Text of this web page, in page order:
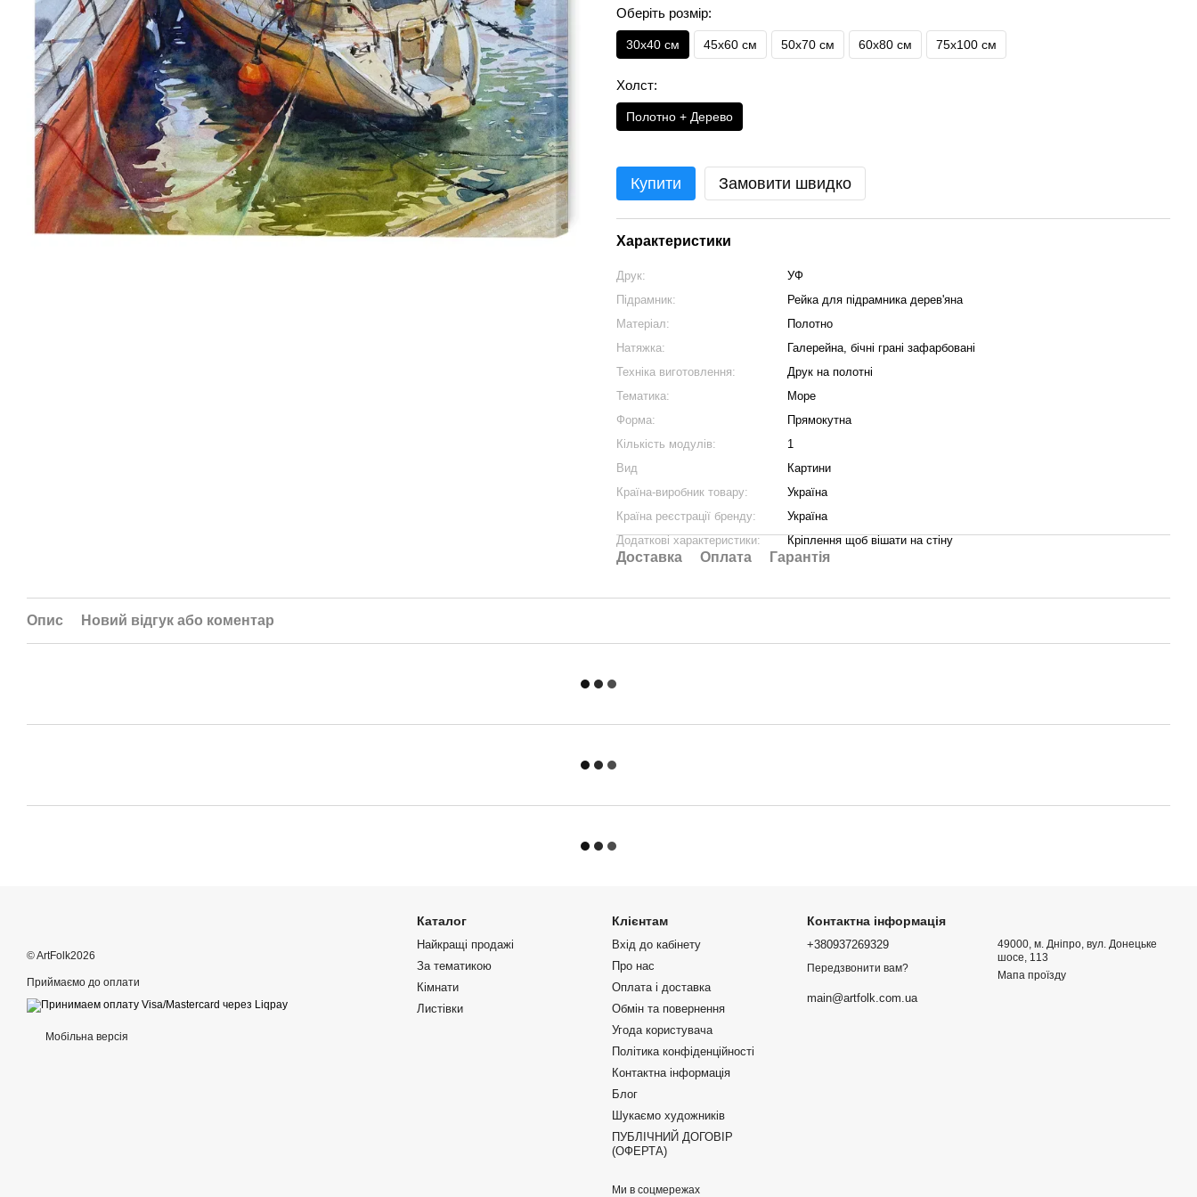
Оберіть розмір:
30х40 см 45х60 см 50х70 см 60х80 см 75х100 см
Холст:
Полотно + Дерево
Купити Замовити швидко
Характеристики
Друк:
УФ
Підрамник:
Рейка для підрамника дерев'яна
Матеріал:
Полотно
Натяжка:
Галерейна, бічні грані зафарбовані
Техніка виготовлення:
Друк на полотні
Тематика:
Море
Форма:
Прямокутна
Кількість модулів:
1
Вид
Картини
Країна-виробник товару:
Україна
Країна реєстрації бренду:
Україна
Додаткові характеристики:
Кріплення щоб вішати на стіну
Доставка Оплата Гарантія
Опис Новий відгук або коментар
© ArtFolk2026
Приймаємо до оплати
Мобільна версія
Каталог
Найкращі продажі
За тематикою
Кімнати
Листівки
Клієнтам
Вхід до кабінету
Про нас
Оплата і доставка
Обмін та повернення
Угода користувача
Політика конфіденційності
Контактна інформація
Блог
Шукаємо художників
ПУБЛІЧНИЙ ДОГОВІР
(ОФЕРТА)
Ми в соцмережах
Контактна інформація
+380937269329
Передзвонити вам?
main@artfolk.com.ua
49000, м. Дніпро, вул. Донецьке
шосе, 113
Мапа проїзду